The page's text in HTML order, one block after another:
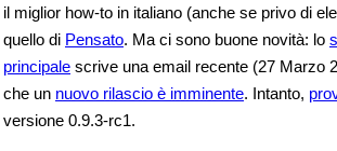
il miglior how-to in italiano (anche se privo di
quello di Pensato. Ma ci sono buone novità: lo
principale scrive una email recente (27 Marzo
che un nuovo rilascio è imminente. Intanto,
versione 0.9.3-rc1.